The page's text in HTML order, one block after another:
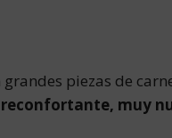
piezas de
reconfortante, muy